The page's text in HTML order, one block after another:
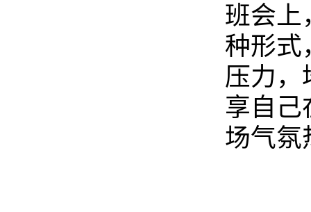
班会上
种形式
压力，
享自己
场气氛